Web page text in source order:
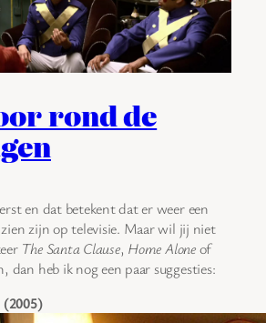
rond de
en dat betekent dat er weer een
zijn op televisie. Maar wil jij niet
The Santa Clause, Home Aloneof
dan heb ik nog een paar suggesties: